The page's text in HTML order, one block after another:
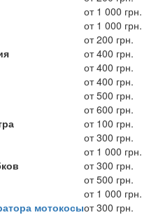
от 1 000 грн.
от 1 000 грн.
от 200 грн.
от 400 грн.
от 400 грн.
от 400 грн.
от 500 грн.
от 600 грн.
от 100 грн.
от 300 грн.
от 1 000 грн.
от 300 грн.
от 500 грн.
от 1 000 грн.
мотокосыот 300 грн.